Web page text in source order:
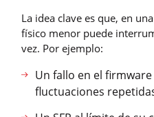
La idea clave es que, en
físico menor puede
vez. Por ejemplo:
Un fallo en el
fluctuaciones